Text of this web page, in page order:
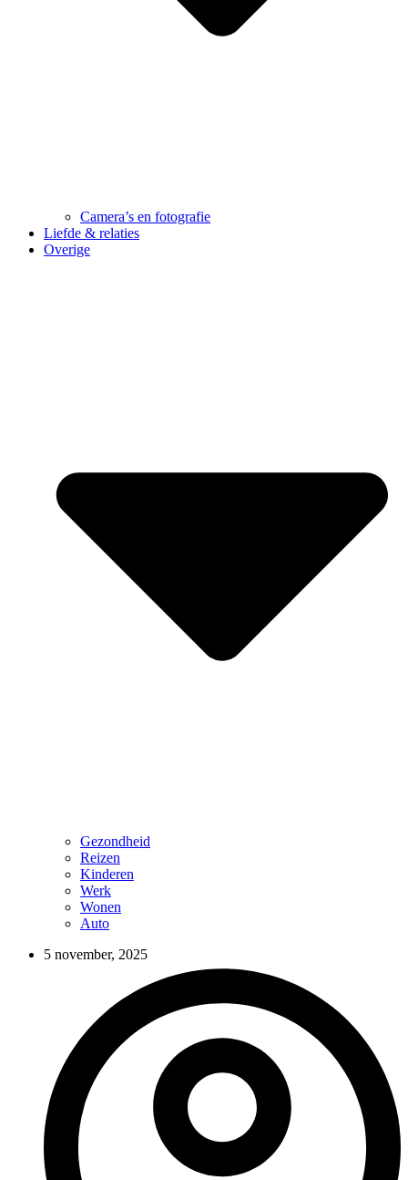
Camera’s en fotografie
Liefde & relaties
Overige
Gezondheid
Reizen
Kinderen
Werk
Wonen
Auto
5 november, 2025